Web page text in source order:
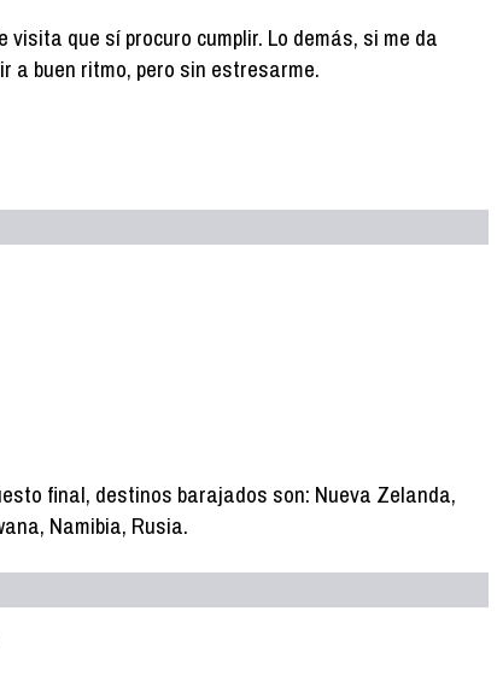
que sí procuro cumplir. Lo demás, si me da
a buen ritmo, pero sin estresarme.
final, destinos barajados son: Nueva Zelanda,
Namibia, Rusia.